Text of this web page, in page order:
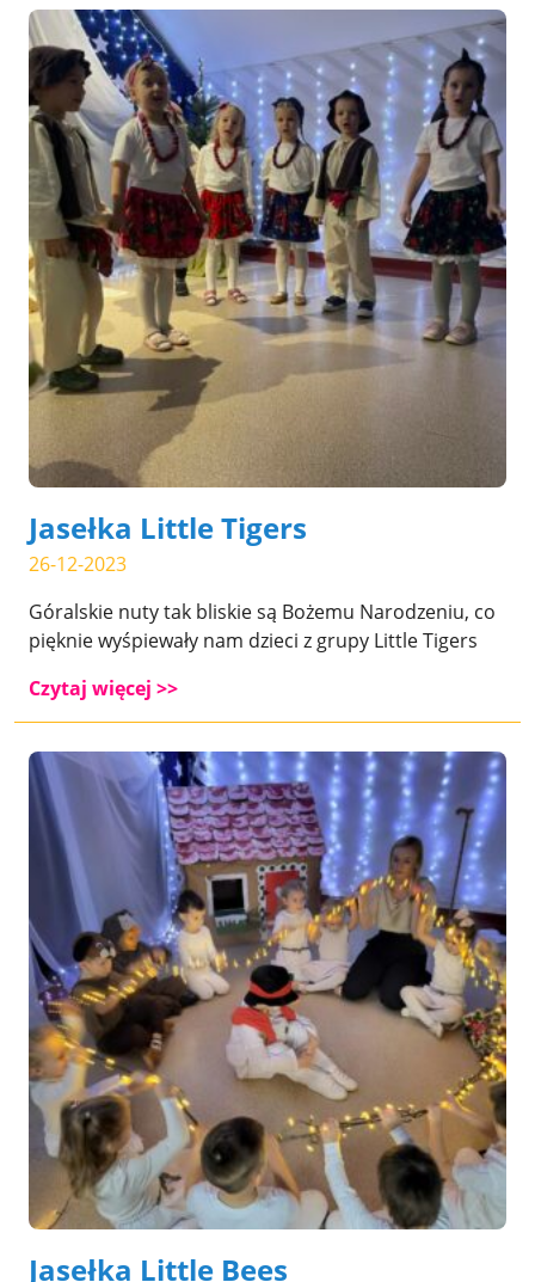
Jasełka Little Tigers
26-12-2023
Góralskie nuty tak bliskie są Bożemu Narodzeniu, co
pięknie wyśpiewały nam dzieci z grupy Little Tigers
Czytaj więcej
Jasełka Little Bees